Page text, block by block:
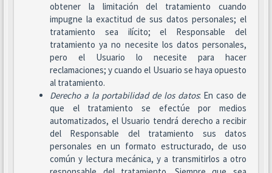
obtener la limitación del tratamiento cuando
impugne la exactitud de sus datos personales; el
tratamiento sea ilícito; el Responsable del
tratamiento ya no necesite los datos personales,
pero el Usuario lo necesite para hacer
reclamaciones; y cuando el Usuario se haya opuesto
al tratamiento.
Derecho a la portabilidad de los datos: En caso de
que el tratamiento se efectúe por medios
automatizados, el Usuario tendrá derecho a recibir
del Responsable del tratamiento sus datos
personales en un formato estructurado, de uso
común y lectura mecánica, y a transmitirlos a otro